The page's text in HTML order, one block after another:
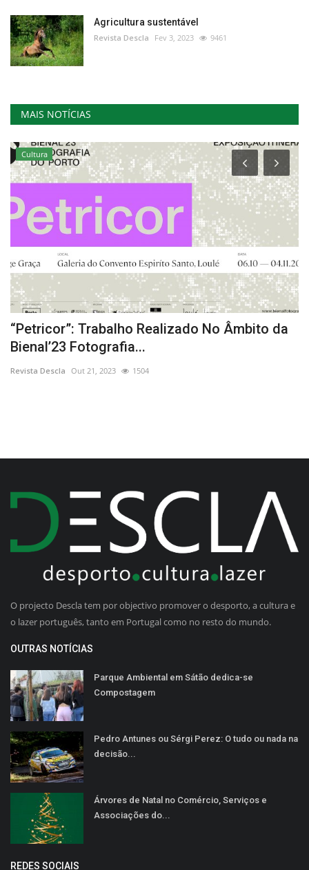
Agricultura sustentável
Revista Descla Fev 3, 2023 9461
MAIS NOTÍCIAS
Cultura
“Petricor”: Trabalho Realizado No Âmbito da
Bienal’23 Fotografia...
Revista Descla Out 21, 2023 1504
O projecto Descla tem por objectivo promover o desporto, a cultura e
o lazer português, tanto em Portugal como no resto do mundo.
OUTRAS NOTÍCIAS
Parque Ambiental em Sátão dedica-se
Compostagem
Pedro Antunes ou Sérgi Perez: O tudo ou nada na
decisão...
Árvores de Natal no Comércio, Serviços e
Associações do...
REDES SOCIAIS